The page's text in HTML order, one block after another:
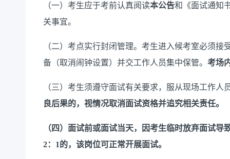
（一）考生应于考前认真阅读本公告和《面试通知
关事宜。
（二）考点实行封闭管理。考生进入候考室必须
备（取消闹钟设置）并交工作人员集中保管。 考场
（三）考生须遵守面试有关要求，服从现场工作人
良后果的，视情况取消面试资格并追究相关责任。
（四）面试前或面试当天，因考生临时放弃面试
2：1的，该岗位可正常开展面试。